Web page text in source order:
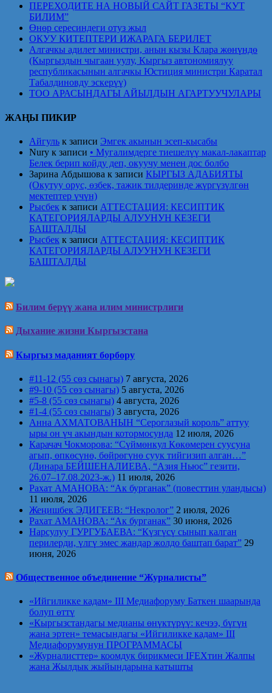
ПЕРЕХОДИТЕ НА НОВЫЙ САЙТ ГАЗЕТЫ “КУТ
БИЛИМ”
Өнөр сересиндеги отуз жыл
ОКУУ КИТЕПТЕРИ ИЖАРАГА БЕРИЛЕТ
Алгачкы адилет министри, анын кызы Клара жөнүндө
(Кыргыздын чыгаан уулу, Кыргыз автономиялуу
республикасынын алгачкы Юстиция министри Каратал
Табалдиновду эскерүү)
ТОО АРАСЫНДАГЫ АЙЫЛДЫН АГАРТУУЧУЛАРЫ
ЖАҢЫ ПИКИР
Айгуль к записи Эмгек акынын эсеп-кысабы
Nury к записи • Мугалимдерге тиешелүү макал-лакаптар
Белек берип койду деп, окуучу менен дос болбо
Зарина Абдышова к записи КЫРГЫЗ АДАБИЯТЫ
(Окутуу орус, өзбек, тажик тилдеринде жүргүзүлгөн
мектептер үчүн)
Рысбек к записи АТТЕСТАЦИЯ: КЕСИПТИК
КАТЕГОРИЯЛАРДЫ АЛУУНУН КЕЗЕГИ
БАШТАЛДЫ
Рысбек к записи АТТЕСТАЦИЯ: КЕСИПТИК
КАТЕГОРИЯЛАРДЫ АЛУУНУН КЕЗЕГИ
БАШТАЛДЫ
Билим берүү жана илим министрлиги
Дыхание жизни Кыргызстана
Кыргыз маданият борбору
#11-12 (55 сөз сынагы) 7 августа, 2026
#9-10 (55 сөз сынагы) 5 августа, 2026
#5-8 (55 сөз сынагы) 4 августа, 2026
#1-4 (55 сөз сынагы) 3 августа, 2026
Анна АХМАТОВАНЫН “Сероглазый король” аттуу
ыры он үч акындын котормосунда 12 июля, 2026
Карачач Чокморова: “Сүймөнкул Көкөмерен суусуна
агып, өпкөсүнө, бөйрөгүнө суук тийгизип алган…”
(Динара БЕЙШЕНАЛИЕВА, “Азия Ньюс” гезити,
26.07–17.08.2023-ж.) 11 июля, 2026
Рахат АМАНОВА: “Ак бурганак” (повесттин уландысы)
11 июля, 2026
Жеңишбек ЭДИГЕЕВ: “Некролог” 2 июля, 2026
Рахат АМАНОВА: “Ак бурганак” 30 июня, 2026
Нарсулуу ГУРГУБАЕВА: “Күзгүсү сынып калган
перилерди, үлгү эмес жандар жолдо баштап барат” 29
июня, 2026
Общественное объединение “Журналисты”
«Ийгиликке кадам» III Медиафоруму Баткен шаарында
болуп өттү
«Кыргызстандагы медианы өнүктүрүү: кечээ, бүгүн
жана эртеӊ» темасындагы «Ийгиликке кадам» III
Медиафорумунун ПРОГРАММАСЫ
«Журналисттер» коомдук бирикмеси IFEXтин Жалпы
жана Жылдык жыйындарына катышты